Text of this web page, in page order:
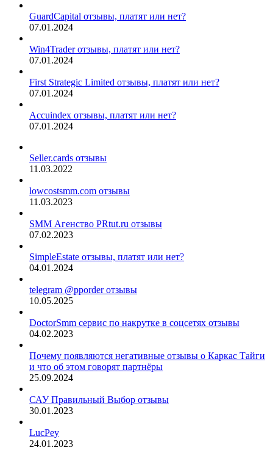
GuardCapital отзывы, платят или нет?
07.01.2024
Win4Trader отзывы, платят или нет?
07.01.2024
First Strategic Limited отзывы, платят или нет?
07.01.2024
Accuindex отзывы, платят или нет?
07.01.2024
Seller.cards отзывы
11.03.2022
lowcostsmm.com отзывы
11.03.2023
SMM Агенство PRtut.ru отзывы
07.02.2023
SimpleEstate отзывы, платят или нет?
04.01.2024
telegram @pporder отзывы
10.05.2025
DoctorSmm сервис по накрутке в соцсетях отзывы
04.02.2023
Почему появляются негативные отзывы о Каркас Тайги
и что об этом говорят партнёры
25.09.2024
САУ Правильный Выбор отзывы
30.01.2023
LucPey
24.01.2023